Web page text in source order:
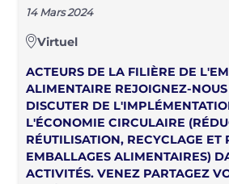
14 Mars 2024
Virtuel
ACTEURS DE LA FILIÈRE DE
ALIMENTAIRE REJOIGNEZ-
DISCUTER DE
L'ÉCONOMIE CIRCULAIRE
RÉUTILISATION, RECYCLAGE ET
EMBALLAGES ALIMENTAIRES)
ACTIVITÉS. VENEZ PARTAGEZ